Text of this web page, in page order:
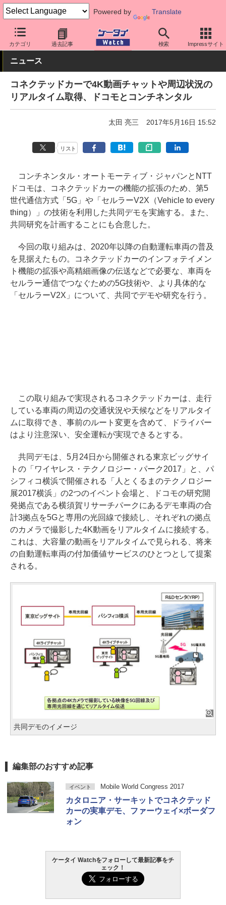
Powered by Translate
カテゴリ 過去記事 検索 Impressサイト
ケータイ Watch キャリア ドコモ ネットワーク/技術
ニュース
コネクテッドカーで4K動画チャットや周辺状況の
リアルタイム取得、ドコモとコンチネンタル
太田 亮三 2017年5月16日 15:52
リスト
コンチネンタル・オートモーティブ・ジャパンとNTT
ドコモは、コネクテッドカーの機能の拡張のため、第5
世代通信方式「5G」や「セルラーV2X（Vehicle to every
thing）」の技術を利用した共同デモを実施する。また、
共同研究を計画することにも合意した。
今回の取り組みは、2020年以降の自動運転車両の普及
を見据えたもの。コネクテッドカーのインフォテイメン
ト機能の拡張や高精細画像の伝送などで必要な、車両を
セルラー通信でつなぐための5G技術や、より具体的な
「セルラーV2X」について、共同でデモや研究を行う。
この取り組みで実現されるコネクテッドカーは、走行
している車両の周辺の交通状況や天候などをリアルタイ
ムに取得でき、事前のルート変更を含めて、ドライバー
はより注意深い、安全運転が実現できるとする。
共同デモは、5月24日から開催される東京ビッグサイ
トの「ワイヤレス・テクノロジー・パーク2017」と、パ
シフィコ横浜で開催される「人とくるまのテクノロジー
展2017横浜」の2つのイベント会場と、ドコモの研究開
発拠点である横須賀リサーチパークにあるデモ車両の合
計3拠点を5Gと専用の光回線で接続し、それぞれの拠点
のカメラで撮影した4K動画をリアルタイムに接続する。
これは、大容量の動画をリアルタイムで見られる、将来
の自動運転車両の付加価値サービスのひとつとして提案
される。
共同デモのイメージ
編集部のおすすめ記事
イベント Mobile World Congress 2017
カタロニア・サーキットでコネクテッド
カーの実車デモ、ファーウェイ×ボーダフ
ォン
ケータイ Watchをフォローして最新記事をチ
ェック！